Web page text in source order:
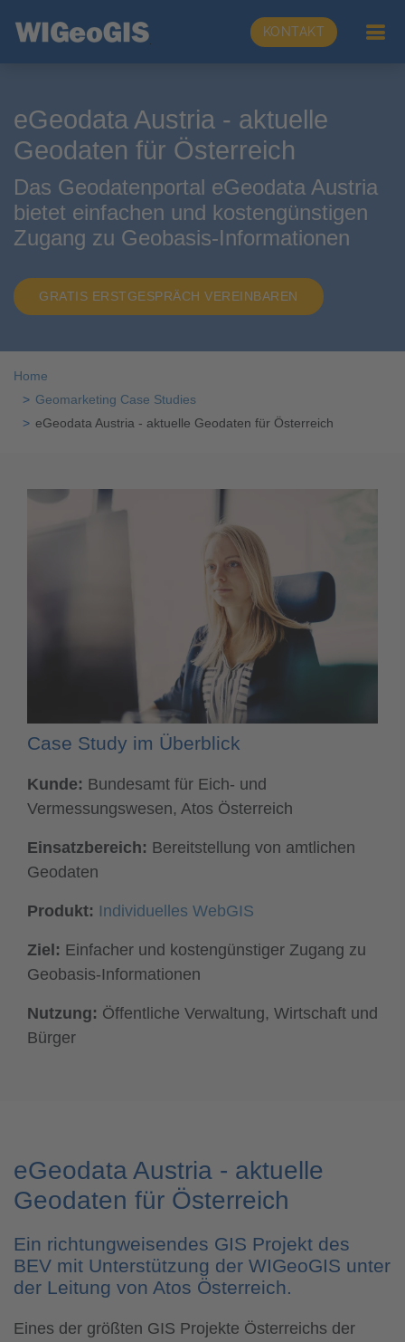
KONTAKT
eGeodata Austria - aktuelle
Geodaten für Österreich
Das Geodatenportal eGeodata Austria
bietet einfachen und kostengünstigen
Zugang zu Geobasis-Informationen
GRATIS ERSTGESPRÄCH VEREINBAREN
Home
Geomarketing Case Studies
eGeodata Austria - aktuelle Geodaten für Österreich
Case Study im Überblick
Kunde: Bundesamt für Eich- und
Vermessungswesen, Atos Österreich
Einsatzbereich: Bereitstellung von amtlichen
Geodaten
Produkt: Individuelles WebGIS
Ziel: Einfacher und kostengünstiger Zugang zu
Geobasis-Informationen
Nutzung: Öffentliche Verwaltung, Wirtschaft und
Bürger
eGeodata Austria - aktuelle
Geodaten für Österreich
Ein richtungweisendes GIS Projekt des
BEV mit Unterstützung der WIGeoGIS unter
der Leitung von Atos Österreich.
Eines der größten GIS Projekte Österreichs der